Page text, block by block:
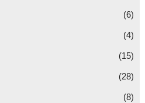
(6)
(4)
(15)
(28)
(8)